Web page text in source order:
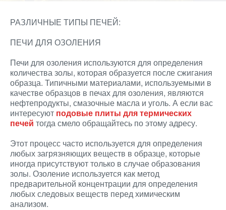
РАЗЛИЧНЫЕ ТИПЫ ПЕЧЕЙ:
ПЕЧИ ДЛЯ ОЗОЛЕНИЯ
Печи для озоления используются для определения
количества золы, которая образуется после сжигания
образца. Типичными материалами, используемыми в
качестве образцов в печах для озоления, являются
нефтепродукты, смазочные масла и уголь. А если вас
интересуют подовые плиты для термических
печей тогда смело обращайтесь по этому адресу.
Этот процесс часто используется для определения
любых загрязняющих веществ в образце, которые
иногда присутствуют только в случае образования
золы. Озоление используется как метод
предварительной концентрации для определения
любых следовых веществ перед химическим
анализом.